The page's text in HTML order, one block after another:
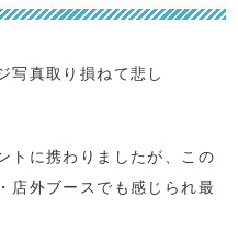
写真取り損ねて悲し
トに携わりましたが、この
店外ブースでも感じられ最